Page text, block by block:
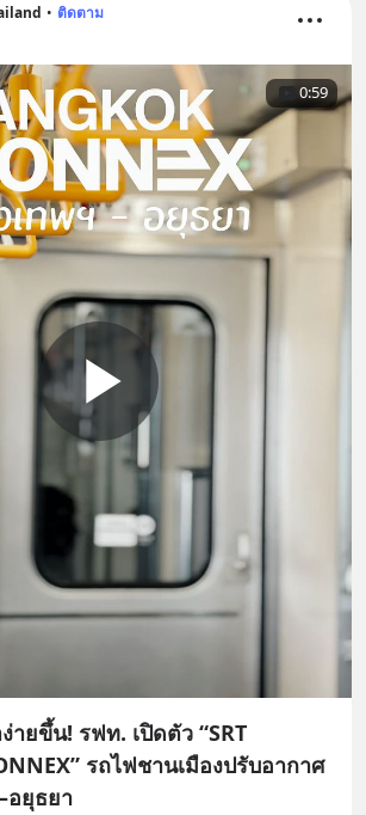
• ติดตาม
0:59
ายขึ้น! รฟท. เปิดตัว “SRT
รถไฟชานเมืองปรับอากาศ
อยุธยา